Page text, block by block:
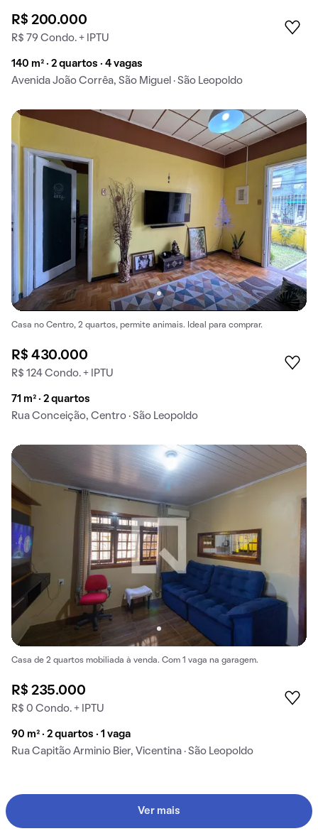
R$ 200.000
R$ 79 Condo. + IPTU
140 m² · 2 quartos · 4 vagas
Avenida João Corrêa, São Miguel · São Leopoldo
Casa no Centro, 2 quartos, permite animais. Ideal para comprar.
R$ 430.000
R$ 124 Condo. + IPTU
71 m² · 2 quartos
Rua Conceição, Centro · São Leopoldo
Casa de 2 quartos mobiliada à venda. Com 1 vaga na garagem.
R$ 235.000
R$ 0 Condo. + IPTU
90 m² · 2 quartos · 1 vaga
Rua Capitão Arminio Bier, Vicentina · São Leopoldo
Ver mais